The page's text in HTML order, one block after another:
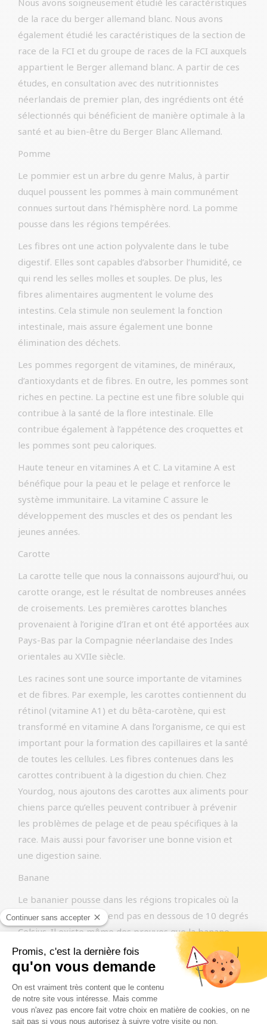
Nous avons soigneusement étudié les caractéristiques
de la race du berger allemand blanc. Nous avons
également étudié les caractéristiques de la section de
race de la FCI et du groupe de races de la FCI auxquels
appartient le Berger allemand blanc. A partir de ces
études, en consultation avec des nutritionnistes
néerlandais de premier plan, des ingrédients ont été
sélectionnés qui bénéficient de manière optimale à la
santé et au bien-être du Berger Blanc Allemand.
Pomme
Le pommier est un arbre du genre Malus, à partir
duquel poussent les pommes à main communément
connues surtout dans l’hémisphère nord. La pomme
pousse dans les régions tempérées.
Les fibres ont une action polyvalente dans le tube
digestif. Elles sont capables d’absorber l’humidité, ce
qui rend les selles molles et souples. De plus, les
fibres alimentaires augmentent le volume des
intestins. Cela stimule non seulement la fonction
intestinale, mais assure également une bonne
élimination des déchets.
Les pommes regorgent de vitamines, de minéraux,
d’antioxydants et de fibres. En outre, les pommes sont
riches en pectine. La pectine est une fibre soluble qui
contribue à la santé de la flore intestinale. Elle
contribue également à l’appétence des croquettes et
les pommes sont peu caloriques.
Haute teneur en vitamines A et C. La vitamine A est
bénéfique pour la peau et le pelage et renforce le
système immunitaire. La vitamine C assure le
développement des muscles et des os pendant les
jeunes années.
Carotte
La carotte telle que nous la connaissons aujourd’hui, ou
carotte orange, est le résultat de nombreuses années
de croisements. Les premières carottes blanches
provenaient à l’origine d’Iran et ont été apportées aux
Pays-Bas par la Compagnie néerlandaise des Indes
orientales au XVIIe siècle.
Les racines sont une source importante de vitamines
et de fibres. Par exemple, les carottes contiennent du
rétinol (vitamine A1) et du bêta-carotène, qui est
transformé en vitamine A dans l’organisme, ce qui est
important pour la formation des capillaires et la santé
de toutes les cellules. Les fibres contenues dans les
carottes contribuent à la digestion du chien. Chez
Yourdog, nous ajoutons des carottes aux aliments pour
chiens parce qu’elles peuvent contribuer à prévenir
les problèmes de pelage et de peau spécifiques à la
race. Mais aussi pour favoriser une bonne vision et
une digestion saine.
Banane
Le bananier pousse dans les régions tropicales où la
température ne descend pas en dessous de 10 degrés
Celsius. Il existe même des preuves que la banane
aurait été cultivée en Nouvelle-Guinée il y a environ 7
000 ans. Le nom est dérivé du mot Œbanaana de la
Les bananes sont riches en vitamines et en minéraux.
Elles contiennent notamment des vitamines A, C et